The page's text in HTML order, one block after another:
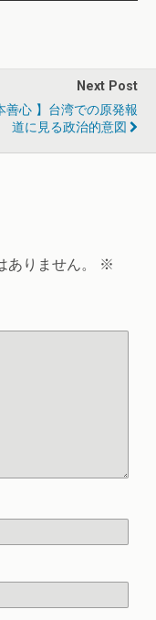
Next Post
善心 】台湾での原発報
道に見る政治的意図
りません。
※